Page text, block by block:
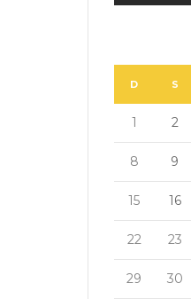
D S
1 2
8 9
15 16
22 23
29 30